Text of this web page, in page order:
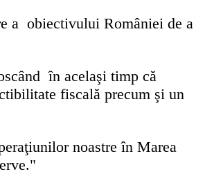
a obiectivului României de a
în acelaşi timp că
fiscală precum şi un
noastre în Marea